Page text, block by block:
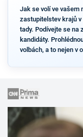
Jak se volí ve vašem
zastupitelstev krajů
tady. Podívejte se na
kandidáty.
volbách, a to nejen v